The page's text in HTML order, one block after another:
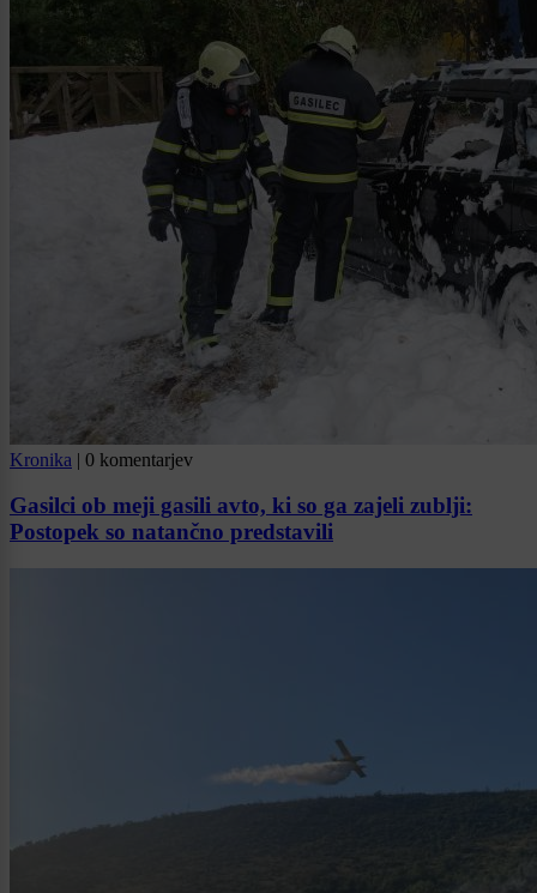
Kronika | 0 komentarjev
Gasilci ob meji gasili avto, ki so ga zajeli zublji:
Postopek so natančno predstavili